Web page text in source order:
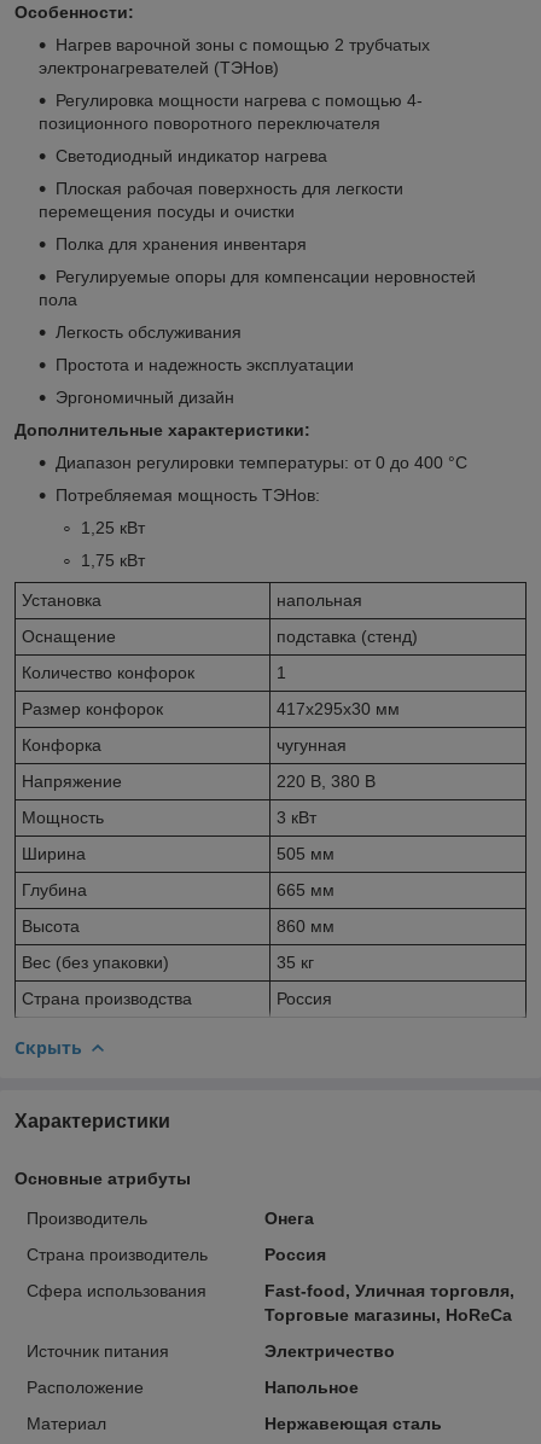
Особенности:
Нагрев варочной зоны с помощью 2 трубчатых
электронагревателей (ТЭНов)
Регулировка мощности нагрева с помощью 4-
позиционного поворотного переключателя
Светодиодный индикатор нагрева
Плоская рабочая поверхность для легкости
перемещения посуды и очистки
Полка для хранения инвентаря
Регулируемые опоры для компенсации неровностей
пола
Легкость обслуживания
Простота и надежность эксплуатации
Эргономичный дизайн
Дополнительные характеристики:
Диапазон регулировки температуры: от 0 до 400 °C
Потребляемая мощность ТЭНов:
1,25 кВт
1,75 кВт
Установка
напольная
Оснащение
подставка (стенд)
Количество конфорок
1
Размер конфорок
417x295x30 мм
Конфорка
чугунная
Напряжение
220 В, 380 В
Мощность
3 кВт
Ширина
505 мм
Глубина
665 мм
Высота
860 мм
Вес (без упаковки)
35 кг
Страна производства
Россия
Скрыть
Характеристики
Основные атрибуты
Производитель
Онега
Страна производитель
Россия
Сфера использования
Fast-food, Уличная торговля,
Торговые магазины, HoReCa
Источник питания
Электричество
Расположение
Напольное
Материал
Нержавеющая сталь